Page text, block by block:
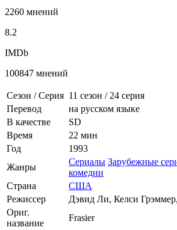
2260 мнений
8.2
IMDb
100847 мнений
Сезон / Серия 11 сезон / 24 серия
Перевод
на русском языке
В качестве
SD
Время
22 мин
Год
1993
Жанры
Сериалы Зарубежные
комедии
Страна
США
Режиссер
Дэвид Ли, Келси
Ориг.
название
Frasier